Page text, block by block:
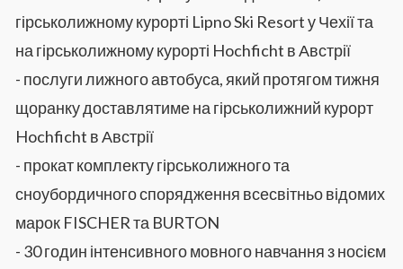
гірськолижному курорті Lipno Ski Resort у Чехії та
на гірськолижному курорті Hochficht в Австрії
- послуги лижного автобуса, який протягом тижня
щоранку доставлятиме на гірськолижний курорт
Hochficht в Австрії
- прокат комплекту гірськолижного та
сноубордичного спорядження всесвітньо відомих
марок FISCHER та BURTON
- 30 годин інтенсивного мовного навчання з носієм